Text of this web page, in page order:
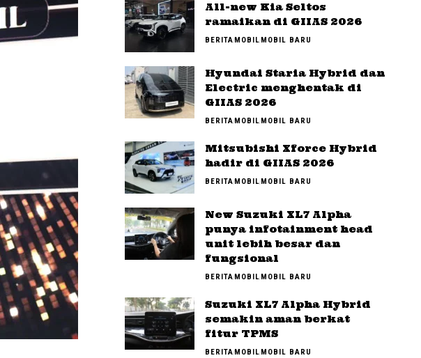
All-new Kia Seltos
ramaikan di GIIAS 2026
BERITAMOBILMOBIL BARU
Hyundai Staria Hybrid dan
Electric menghentak di
GIIAS 2026
BERITAMOBILMOBIL BARU
Mitsubishi Xforce Hybrid
hadir di GIIAS 2026
BERITAMOBILMOBIL BARU
New Suzuki XL7 Alpha
punya infotainment head
unit lebih besar dan
fungsional
BERITAMOBILMOBIL BARU
Suzuki XL7 Alpha Hybrid
semakin aman berkat
fitur TPMS
BERITAMOBILMOBIL BARU